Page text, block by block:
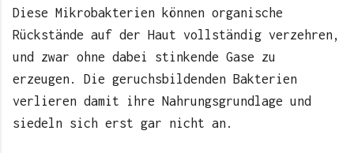
Diese Mikrobakterien können organische
Rückstände auf der Haut vollständig verzehren,
und zwar ohne dabei stinkende Gase zu
erzeugen. Die geruchsbildenden Bakterien
verlieren damit ihre Nahrungsgrundlage und
siedeln sich erst gar nicht an.